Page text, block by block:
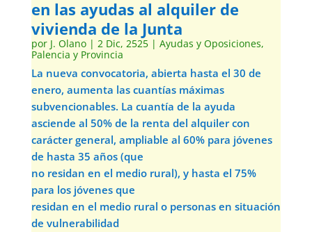
en las ayudas al alquiler de
vivienda de la Junta
por J. Olano| 2 Dic, 2525| Ayudas y Oposiciones,
Palencia y Provincia
La nueva convocatoria, abierta hasta el 30 de
enero, aumenta las cuantías máximas
subvencionables. La cuantía de la ayuda
asciende al 50% de la renta del alquiler con
carácter general, ampliable al 60% para jóvenes
de hasta 35 años (que
no residan en el medio rural), y hasta el 75%
para los jóvenes que
residan en el medio rural o personas en situación
de vulnerabilidad